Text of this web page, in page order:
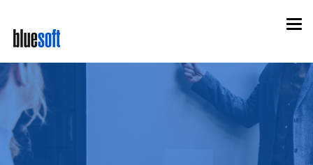
main
content